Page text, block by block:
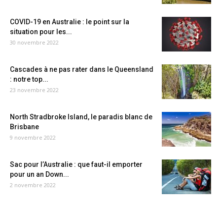
COVID-19 en Australie : le point sur la
situation pour les...
30 novembre 2022
Cascades à ne pas rater dans le Queensland
: notre top...
23 novembre 2022
North Stradbroke Island, le paradis blanc de
Brisbane
9 novembre 2022
Sac pour l’Australie : que faut-il emporter
pour un an Down...
2 novembre 2022